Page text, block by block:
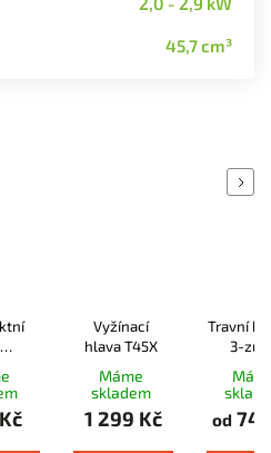
45,7 cm³
Vyžínací
hlava T45X
Máme
skladem
1 299 Kč
Travní
3-
od
Next